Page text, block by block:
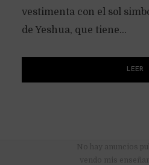
vestimenta con el sol
de Yeshua, que tiene...
LEER
No hay anuncios
vendo mis